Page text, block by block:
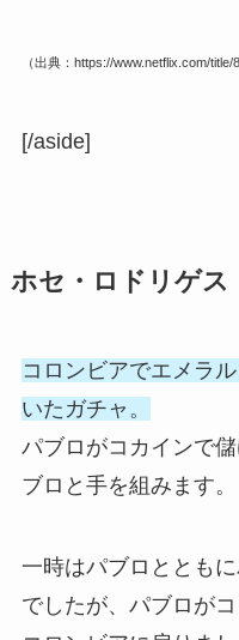
（出典：https://www.netflix.com/title/
[/aside]
ホセ・ロドリゲス
コロンビアでエメラ
いたガチャ。
パブロがコカインで
ブロと手を組みます。
一時はパブロととも
でしたが、パブロが